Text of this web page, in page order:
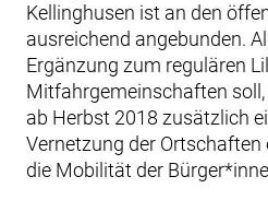
Kellinghusen ist an den
ausreichend angebunden.
Ergänzung zum regulären
Mitfahrgemeinschaften
ab Herbst 2018 zusätzlich
Vernetzung der
die Mobilität der